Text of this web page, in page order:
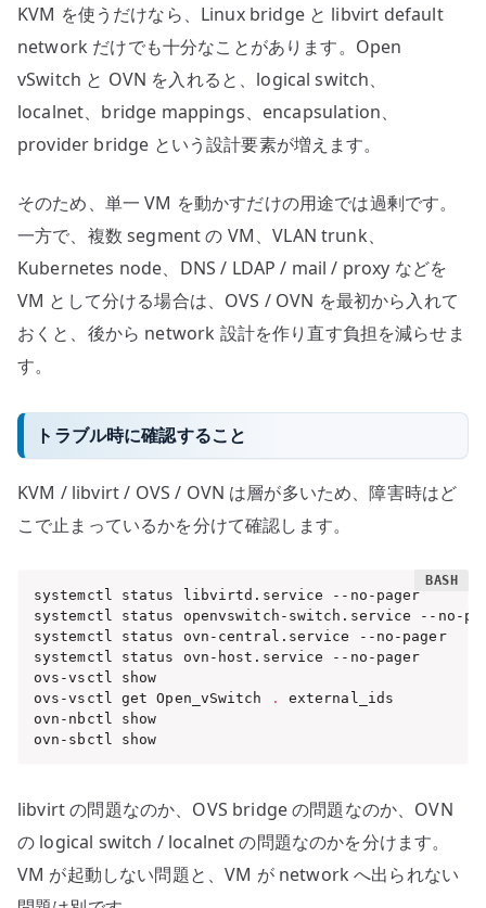
KVM を使うだけなら、Linux bridge と libvirt default
network だけでも十分なことがあります。Open
vSwitch と OVN を入れると、logical switch、
localnet、bridge mappings、encapsulation、
provider bridge という設計要素が増えます。
そのため、単一 VM を動かすだけの用途では過剰です。
一方で、複数 segment の VM、VLAN trunk、
Kubernetes node、DNS / LDAP / mail / proxy などを
VM として分ける場合は、OVS / OVN を最初から入れて
おくと、後から network 設計を作り直す負担を減らせま
す。
トラブル時に確認すること
KVM / libvirt / OVS / OVN は層が多いため、障害時はど
こで止まっているかを分けて確認します。
systemctl status libvirtd.service --no-pager
systemctl status openvswitch-switch.service --no-
systemctl status ovn-central.service --no-pager
systemctl status ovn-host.service --no-pager
ovs-vsctl show
ovs-vsctl get Open_vSwitch
.
external_ids
ovn-nbctl show
ovn-sbctl show
libvirt の問題なのか、OVS bridge の問題なのか、OVN
の logical switch / localnet の問題なのかを分けます。
VM が起動しない問題と、VM が network へ出られない